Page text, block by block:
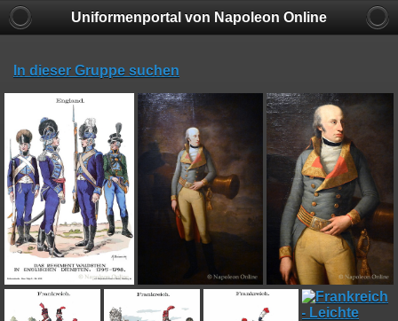
Uniformenportal von Napoleon Online
In dieser Gruppe suchen